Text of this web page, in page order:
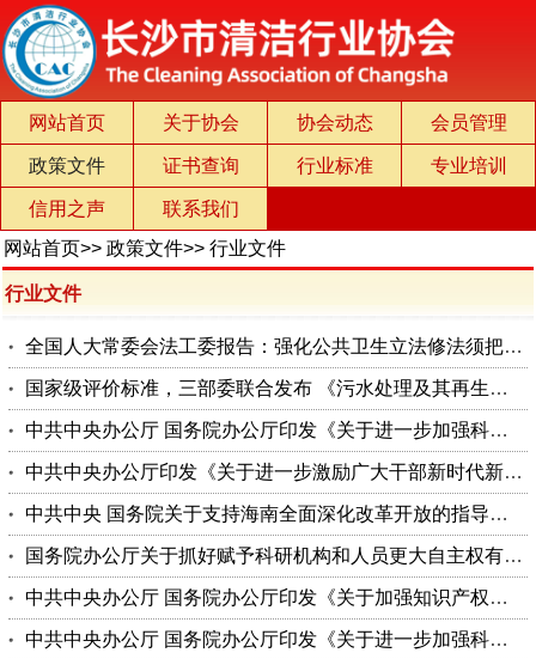
网站首页 关于协会 协会动态 会员管理
政策文件 证书查询 行业标准 专业培训
信用之声
联系我们
网站首页>> 政策文件>> 行业文件
行业文件
全国人大常委会法工委报告：强化公共卫生立法修法须把握五项重要原则要求
国家级评价标准，三部委联合发布 《污水处理及其再生利用行业清洁生产评价指标体系》
中共中央办公厅 国务院办公厅印发《关于进一步加强科研诚信建设的若干意见》
中共中央办公厅印发《关于进一步激励广大干部新时代新担当新作为的意见》
中共中央 国务院关于支持海南全面深化改革开放的指导意见
国务院办公厅关于抓好赋予科研机构和人员更大自主权有关文件贯彻落实工作的通知
中共中央办公厅 国务院办公厅印发《关于加强知识产权审判领域改革创新若干问题的意见》
中共中央办公厅 国务院办公厅印发《关于进一步加强科研诚信建设的若干意见》